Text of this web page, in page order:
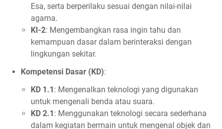
Esa, serta berperilaku sesuai dengan nilai-nilai
agama.
KI-2: Mengembangkan rasa ingin tahu dan
kemampuan dasar dalam berinteraksi dengan
lingkungan sekitar.
Kompetensi Dasar (KD):
KD 1.1 : Mengenalkan teknologi yang digunakan
untuk mengenali benda atau suara.
KD 2.1 : Menggunakan teknologi secara sederhana
dalam kegiatan bermain untuk mengenal objek dan